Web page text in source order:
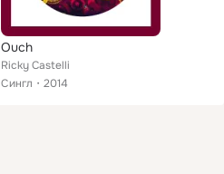
Ouch
Ricky Castelli
Сингл
2014